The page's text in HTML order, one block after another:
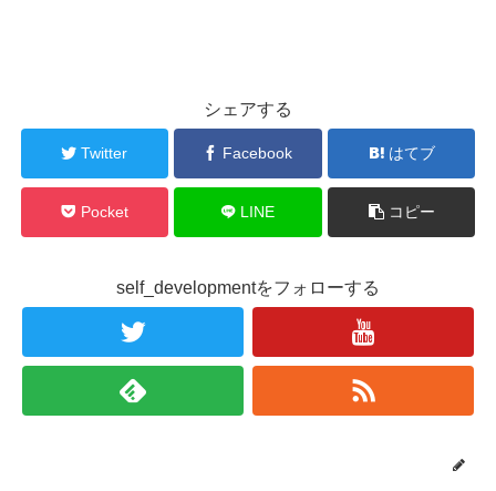
シェアする
Twitter Facebook はてブ
Pocket LINE コピー
self_developmentをフォローする